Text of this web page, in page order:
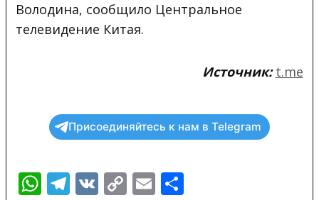
Володина, сообщило Центральное
телевидение Китая.
Источник: t.me
Присоединяйтесь к нам в Telegram
WhatsApp
Telegram
VKCopyEmail